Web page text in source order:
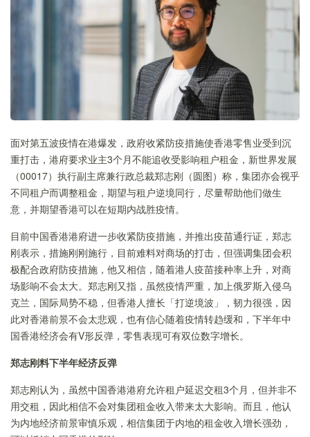
面对第五波疫情在港爆发，政府收紧防疫措施使香港零售业受到沉
重打击，港府要求业主3个月不能追收受影响租户租金，新世界发展
（00017）执行副主席兼行政总裁郑志刚（圆图）称，集团亦会视乎
不同租户而调整租金，期望与租户逆境同行，尽量帮助他们做生
意，并期望香港可以在短期内战胜疫情。
目前中国香港港府进一步收紧防疫措施，并推出疫苗通行证，郑志
刚表示，措施刚刚施行，目前难料对商场的打击，但强调集团会积
极配合政府防疫措施，他又相信，随着港人疫苗接种率上升，对商
场影响不会太大。郑志刚又指，虽然疫情严重，加上俄罗斯入侵乌
克兰，国际局势不稳，但香港人擅长「打逆境波」，韧力很强，因
此对香港前景不会太悲观，也有信心随着疫情转趋缓和，下半年中
国香港经济会有V形反弹，零售表现可有双位数字增长。
郑志刚料下半年经济反弹
郑志刚认为，虽然中国香港港府允许租户延迟交租3个月，但并非不
用交租，因此相信不会对集团租金收入带来太大影响。而且，他认
为内地经济前景审慎乐观，相信集团于内地的租金收入增长强劲，